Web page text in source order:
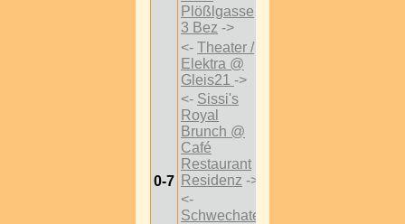
0-7
Plößlgasse
3 Bez ->
<- Theater /
Elektra @
Gleis21 ->
<- Sissi's
Royal
Brunch @
Café
Restaurant
Residenz ->
<-
Schwechater